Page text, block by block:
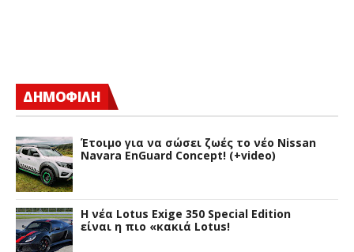
ΔΗΜΟΦΙΛΗ
Έτοιμο για να σώσει ζωές το νέο Nissan
Navara EnGuard Concept! (+video)
H νέα Lotus Exige 350 Special Edition
είναι η πιο «κακιά Lotus!